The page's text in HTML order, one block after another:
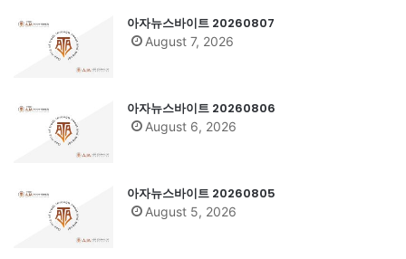
아자뉴스바이트 20260807
August 7, 2026
아자뉴스바이트 20260806
August 6, 2026
아자뉴스바이트 20260805
August 5, 2026